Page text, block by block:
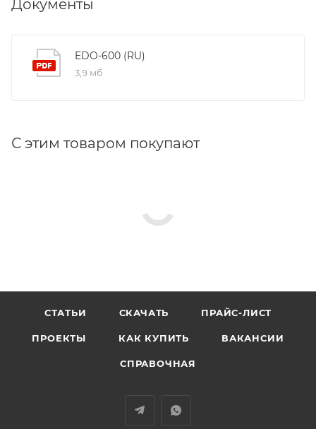
Документы
EDO-600 (RU)
3,9 мб
С этим товаром покупают
СТАТЬИ СКАЧАТЬ ПРАЙС-ЛИСТ
ПРОЕКТЫ КАК КУПИТЬ ВАКАНСИИ
СПРАВОЧНАЯ